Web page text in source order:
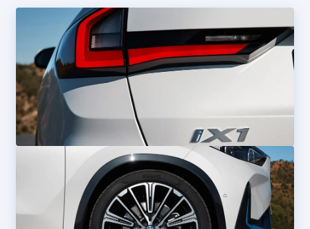
Hoeveel kilometer wil je rijden per jaar
Uw kleur
Kies uw kleur
Extra opties
Verder met aanvragen
Bezig met verwerken
Uw leasebedrag
(incl. btw)
Verder met aanvragenBezig met verwerken
€ 599